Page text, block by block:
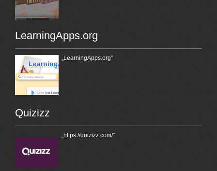
LearningApps.org
„LearningApps.org”
Quizizz
„https://quizizz.com/”